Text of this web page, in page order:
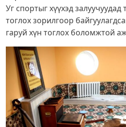
Уг спортыг хүүхэд залуучуудад
тоглох зорилгоор
гаруй хүн тоглох боломжтой